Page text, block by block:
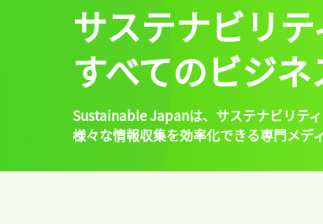
サステナビリ
すべてのビジネ
Sustainable Japanは、 サステナビリテ
様々な情報収集を効率化できる専門メディ